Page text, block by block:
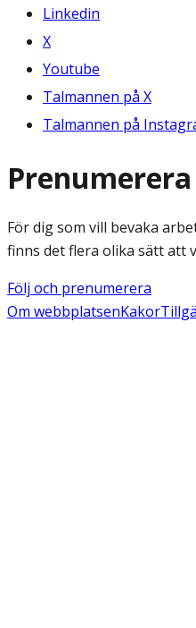
Linkedin
X
Youtube
Talmannen på X
Talmannen på
Prenumerera
För dig som vill bevaka
finns det flera olika sätt att
Följ och prenumerera
Om webbplatsenKakor